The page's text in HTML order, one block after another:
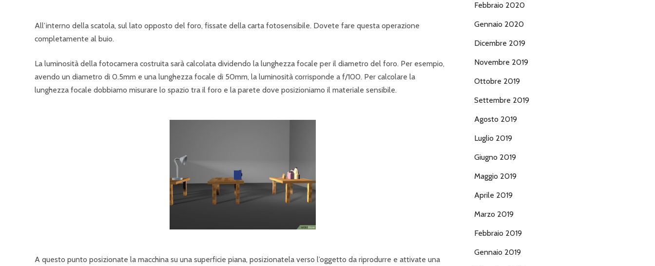
All’interno della scatola, sul lato opposto del foro, fissate della carta fotosensibile. Dovete fare questa operazione
completamente al buio.
La luminosità della fotocamera costruita sarà calcolata dividendo la lunghezza focale per il diametro del foro. Per esempio,
avendo un diametro di 0.5mm e una lunghezza focale di 50mm, la luminosità corrisponde a f/100. Per calcolare la
lunghezza focale dobbiamo misurare lo spazio tra il foro e la parete dove posizioniamo il materiale sensibile.
A questo punto posizionate la macchina su una superficie piana, posizionatela verso l’oggetto da riprodurre e attivate una
Febbraio 2020
Gennaio 2020
Dicembre 2019
Novembre 2019
Ottobre 2019
Settembre 2019
Agosto 2019
Luglio 2019
Giugno 2019
Maggio 2019
Aprile 2019
Marzo 2019
Febbraio 2019
Gennaio 2019